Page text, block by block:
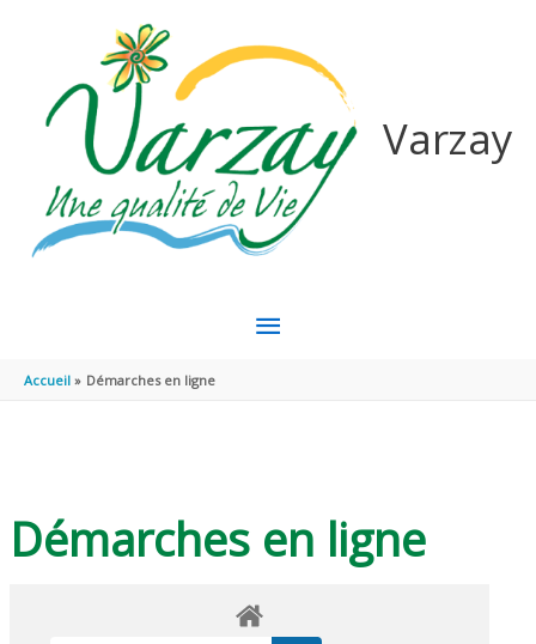
Varzay
MENU
Accueil Démarches en ligne
Démarches en ligne